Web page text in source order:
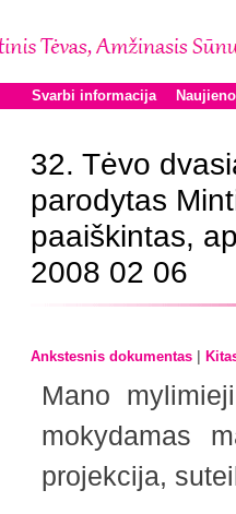
Svarbi informacija
32. Tėvo
parodytas
paaiškintas,
2008 02 06
Ankstesnis dokumentas |
Mano
mokydamas
projekcija,